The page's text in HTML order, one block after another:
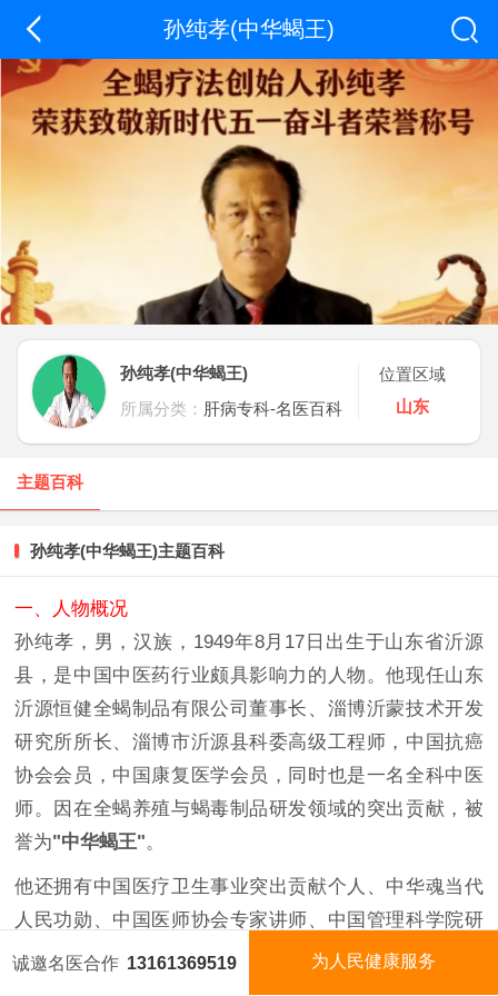
孙纯孝(中华蝎王)
孙纯孝(中华蝎王)
所属分类： 肝病专科-名医百科
位置区域
山东
主题百科
孙纯孝(中华蝎王)主题百科
一、人物概况
孙纯孝，男，汉族，1949年8月17日出生于山东省沂源
县，是中国中医药行业颇具影响力的人物。他现任山东
沂源恒健全蝎制品有限公司董事长、淄博沂蒙技术开发
研究所所长、淄博市沂源县科委高级工程师，中国抗癌
协会会员，中国康复医学会员，同时也是一名全科中医
师。因在全蝎养殖与蝎毒制品研发领域的突出贡献，被
誉为"中华蝎王"。
他还拥有中国医疗卫生事业突出贡献个人、中华魂当代
人民功勋、中国医师协会专家讲师、中国管理科学院研
究员、香港国际科学院院士、中国医师协会"治未病"讲
诚邀名医合作 13161369519 为人民健康服务
国医名师